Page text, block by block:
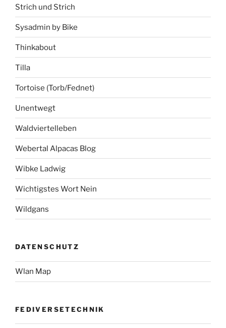
Strich und Strich
Sysadmin by Bike
Thinkabout
Tilla
Tortoise (Torb/Fednet)
Unentwegt
Waldviertelleben
Webertal Alpacas Blog
Wibke Ladwig
Wichtigstes Wort Nein
Wildgans
DATENSCHUTZ
Wlan Map
FEDIVERSETECHNIK